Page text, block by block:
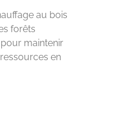
au bois
forêts
maintenir
en